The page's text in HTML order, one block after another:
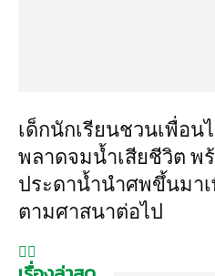
เด็กนักเรียนชวนเพื่อน
พลาดจมน้ำเสียชีวิต พ
ประดาน้ำนำศพขึ้นมา
ตามศาสนาต่อไป